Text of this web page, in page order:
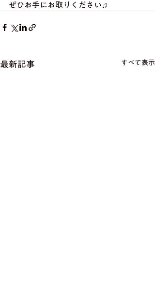
ぜひお手にお取りください♫
最新記事 すべて表示